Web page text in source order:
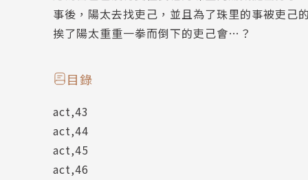
事後，陽太去找吏己，並且為了珠里的事被吏己
挨了陽太重重一拳而倒下的吏己會…？
目錄
act,43
act,44
act,45
act,46